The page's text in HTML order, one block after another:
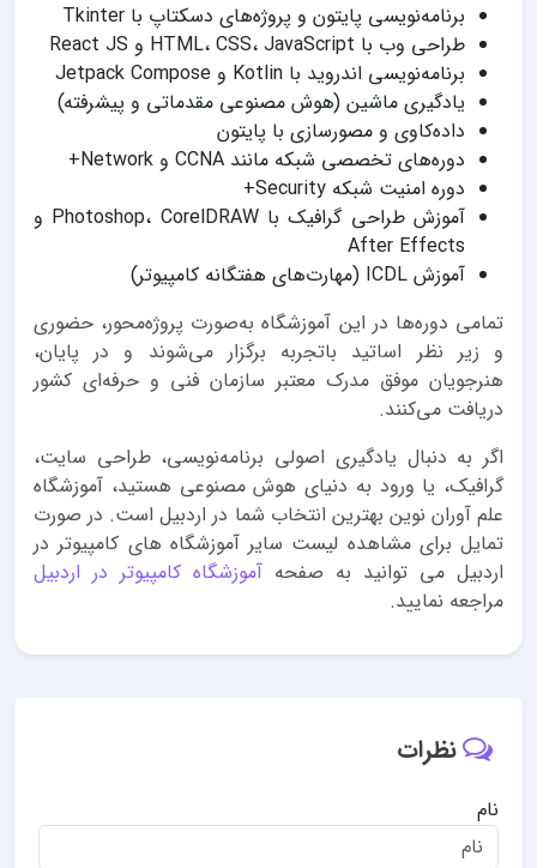
برنامه‌نویسی پایتون و پروژه‌های دسکتاپ با Tkinter
طراحی وب با HTML، CSS، JavaScript و React JS
برنامه‌نویسی اندروید با Kotlin و Jetpack Compose
یادگیری ماشین (هوش مصنوعی مقدماتی و پیشرفته)
داده‌کاوی و مصورسازی با پایتون
دوره‌های تخصصی شبکه مانند CCNA و Network+
دوره امنیت شبکه Security+
آموزش طراحی گرافیک با Photoshop، CorelDRAW و
After Effects
آموزش ICDL (مهارت‌های هفتگانه کامپیوتر)
تمامی دوره‌ها در این آموزشگاه به‌صورت پروژه‌محور، حضوری
و زیر نظر اساتید باتجربه برگزار می‌شوند و در پایان،
هنرجویان موفق مدرک معتبر سازمان فنی و حرفه‌ای کشور
دریافت می‌کنند.
اگر به دنبال یادگیری اصولی برنامه‌نویسی، طراحی سایت،
گرافیک، یا ورود به دنیای هوش مصنوعی هستید، آموزشگاه
علم آوران نوین بهترین انتخاب شما در اردبیل است. در صورت
تمایل برای مشاهده لیست سایر آموزشگاه های کامپیوتر در
اردبیل می توانید به صفحه آموزشگاه کامپیوتر در اردبیل
مراجعه نمایید.
نظرات
نام